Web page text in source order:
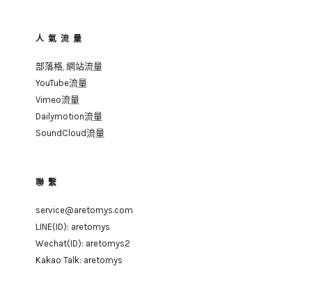
人氣流量
部落格, 網站流量
YouTube流量
Vimeo流量
Dailymotion流量
SoundCloud流量
聯繫
service@aretomys.com
LINE(ID): aretomys
Wechat(ID): aretomys2
Kakao Talk: aretomys